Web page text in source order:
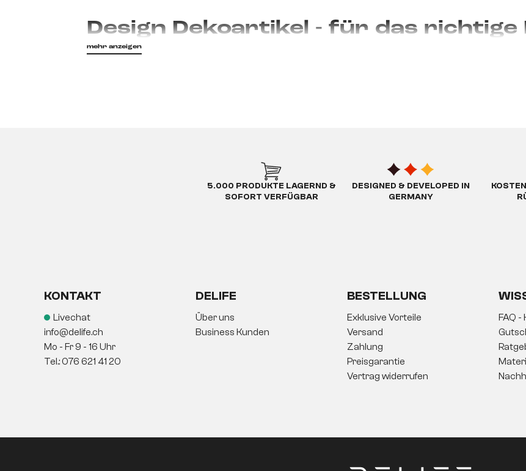
Design Dekoartikel - für das richtige
Leben
Bring den Charakter deiner
Mit der Zeit wandelt sich dein Geschmack und damit auch dein Einrichtungsstil, doch das ist kein
gesetzt. Besonders wohlig wird es in deinem Zuhause, wenn du persönliche Gegenstände wie Fotos
Dekoration kombinierst. So vermittelt ein Urlaubsfoto deiner letzten Wanderung, welches du auf
und Abenteuerlust. Andererseits symbolisiert ein Gemälde deine Liebe zur Kunst und zeigt, mit
so viel mehr als die Platzierung von Gegenständen in verschiedenen Zimmern – es ist
Jede Nische, jede Wand und jeder Raum können zu einem besonderen Hingucker werden – mit
stechen aus der Masse hervor und helfen dir dabei, aus vier Wänden und einem Dach genau das zu
mehr anzeigen
5.000 PRODUKTE LAGERND &
SOFORT VERFÜGBAR
DESIGNED & DEVELOPED IN
GERMANY
KONTAKT
Livechat
info@delife.ch
Mo - Fr 9 - 16 Uhr
Tel.: 076 621 41 20
DELIFE
Über uns
Business Kunden
BESTELLUNG
Exklusive Vorteile
Versand
Zahlung
Preisgarantie
Vertrag widerrufen
FAQ -